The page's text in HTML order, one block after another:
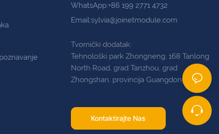
WhatsApp:+86 199 2771 4732
Email:sylvia@joinetmodule.com
Tvornički dodatak:
Tehnološki park Zhongneng, 168 Tanlong
North Road, grad Tanzhou, grad
Zhongshan, provincija Guangdong
Kontaktirajte Nas